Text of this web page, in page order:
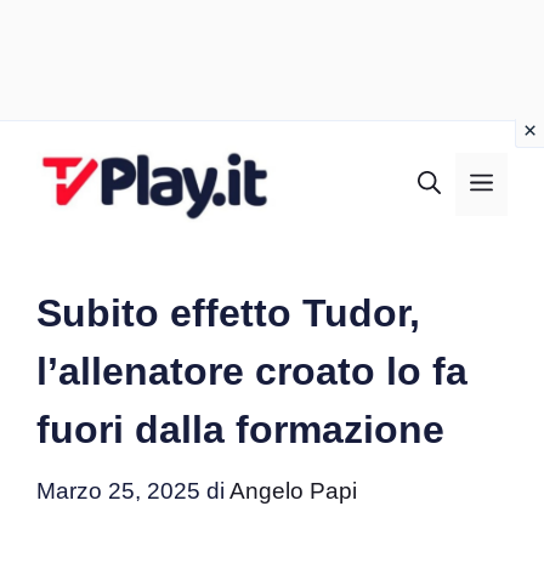
Subito effetto Tudor,
l’allenatore croato lo fa
fuori dalla formazione
Marzo 25, 2025 di Angelo Papi